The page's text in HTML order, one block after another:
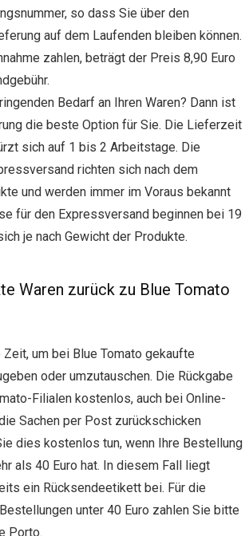
so dass Sie über den
auf dem Laufenden bleiben können.
zahlen, beträgt der Preis 8,90 Euro
Bedarf an Ihren Waren? Dann ist
die beste Option für Sie. Die Lieferzeit
sich auf 1 bis 2 Arbeitstage. Die
richten sich nach dem
und werden immer im Voraus bekannt
für den Expressversand beginnen bei 19
je nach Gewicht der Produkte.
Waren zurück zu Blue Tomato
Zeit, um bei Blue Tomato gekaufte
oder umzutauschen. Die Rückgabe
Filialen kostenlos, auch bei Online-
Sachen per Post zurückschicken
dies kostenlos tun, wenn Ihre Bestellung
als 40 Euro hat. In diesem Fall liegt
ein Rücksendeetikett bei. Für die
unter 40 Euro zahlen Sie bitte
Porto.